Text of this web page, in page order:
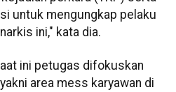
untuk mengungkap pelaku
ini," kata dia.
ini petugas difokuskan
area mess karyawan di